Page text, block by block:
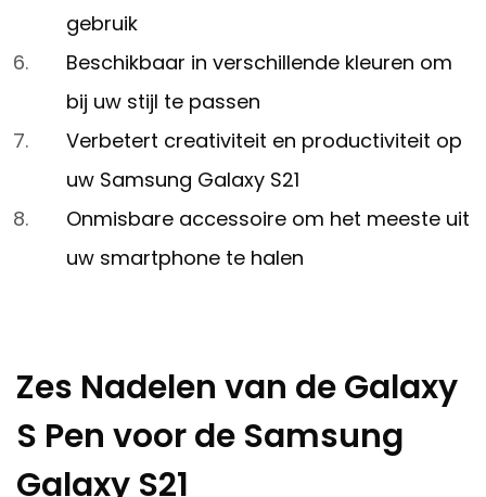
gebruik
Beschikbaar in verschillende kleuren om
bij uw stijl te passen
Verbetert creativiteit en productiviteit op
uw Samsung Galaxy S21
Onmisbare accessoire om het meeste uit
uw smartphone te halen
Zes Nadelen van de Galaxy
S Pen voor de Samsung
Galaxy S21